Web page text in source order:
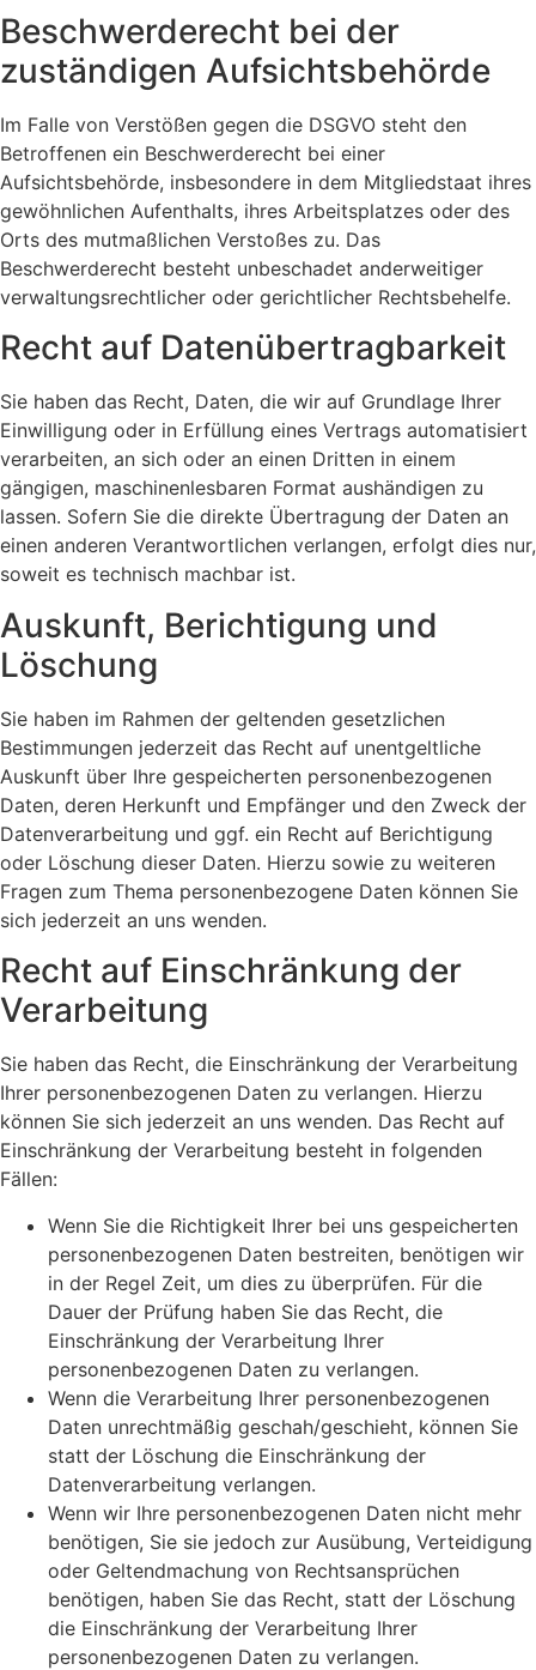
Beschwerde­recht bei der
zuständigen Aufsichts­behörde
Im Falle von Verstößen gegen die DSGVO steht den
Betroffenen ein Beschwerderecht bei einer
Aufsichtsbehörde, insbesondere in dem Mitgliedstaat ihres
gewöhnlichen Aufenthalts, ihres Arbeitsplatzes oder des
Orts des mutmaßlichen Verstoßes zu. Das
Beschwerderecht besteht unbeschadet anderweitiger
verwaltungsrechtlicher oder gerichtlicher Rechtsbehelfe.
Recht auf Daten­übertrag­barkeit
Sie haben das Recht, Daten, die wir auf Grundlage Ihrer
Einwilligung oder in Erfüllung eines Vertrags automatisiert
verarbeiten, an sich oder an einen Dritten in einem
gängigen, maschinenlesbaren Format aushändigen zu
lassen. Sofern Sie die direkte Übertragung der Daten an
einen anderen Verantwortlichen verlangen, erfolgt dies nur,
soweit es technisch machbar ist.
Auskunft, Berichtigung und
Löschung
Sie haben im Rahmen der geltenden gesetzlichen
Bestimmungen jederzeit das Recht auf unentgeltliche
Auskunft über Ihre gespeicherten personenbezogenen
Daten, deren Herkunft und Empfänger und den Zweck der
Datenverarbeitung und ggf. ein Recht auf Berichtigung
oder Löschung dieser Daten. Hierzu sowie zu weiteren
Fragen zum Thema personenbezogene Daten können Sie
sich jederzeit an uns wenden.
Recht auf Einschränkung der
Verarbeitung
Sie haben das Recht, die Einschränkung der Verarbeitung
Ihrer personenbezogenen Daten zu verlangen. Hierzu
können Sie sich jederzeit an uns wenden. Das Recht auf
Einschränkung der Verarbeitung besteht in folgenden
Fällen:
Wenn Sie die Richtigkeit Ihrer bei uns gespeicherten
personenbezogenen Daten bestreiten, benötigen wir
in der Regel Zeit, um dies zu überprüfen. Für die
Dauer der Prüfung haben Sie das Recht, die
Einschränkung der Verarbeitung Ihrer
personenbezogenen Daten zu verlangen.
Wenn die Verarbeitung Ihrer personenbezogenen
Daten unrechtmäßig geschah/geschieht, können Sie
statt der Löschung die Einschränkung der
Datenverarbeitung verlangen.
Wenn wir Ihre personenbezogenen Daten nicht mehr
benötigen, Sie sie jedoch zur Ausübung, Verteidigung
oder Geltendmachung von Rechtsansprüchen
benötigen, haben Sie das Recht, statt der Löschung
die Einschränkung der Verarbeitung Ihrer
personenbezogenen Daten zu verlangen.